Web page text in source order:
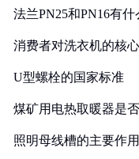
法兰PN25和PN16有什
消费者对洗衣机的核
U型螺栓的国家标准
煤矿用电热取暖器是
照明母线槽的主要作